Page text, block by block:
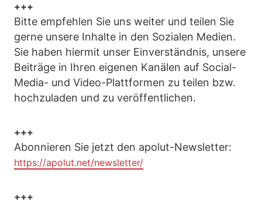
+++
Bitte empfehlen Sie uns weiter und teilen Sie
gerne unsere Inhalte in den Sozialen Medien.
Sie haben hiermit unser Einverständnis, unsere
Beiträge in Ihren eigenen Kanälen auf Social-
Media- und Video-Plattformen zu teilen bzw.
hochzuladen und zu veröffentlichen.
+++
Abonnieren Sie jetzt den apolut-Newsletter:
https://apolut.net/newsletter/
+++